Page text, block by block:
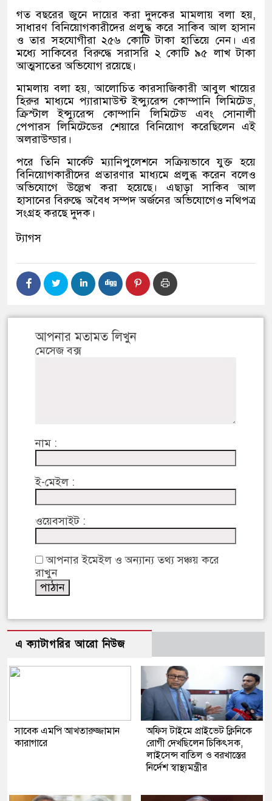
গত বছরের জুনে দায়ের করা দুদকের মামলায় বলা হয়,
সাধারণ বিনিয়োগকারীদের প্রলুদ্ধ করে সাকিব আল হাসান
ও তার সহযোগীরা ২৫৬ কোটি টাকা হাতিয়ে নেন। এর
মধ্যে সাকিবের বিরুদ্ধে সরাসরি ২ কোটি ৯৫ লাখ টাকা
আত্মসাতের অভিযোগ রয়েছে।
মামলায় বলা হয়,আলোচিত কারসাজিকারী আবুল খায়ের
হিরুর মাধ্যমে প্যারামাউন্ট ইন্স্যুরেন্স কোম্পানি লিমিটেড,
ক্রিস্টাল ইন্স্যুরেন্স কোম্পানি লিমিটেড এবং সোনালী
পেপারস লিমিটেডের শেয়ারে বিনিয়োগ করেছিলেন এই
অলরাউন্ডার।
পরে তিনি মার্কেট ম্যানিপুলেশনে সক্রিয়ভাবে যুক্ত হয়ে
বিনিয়োগকারীদের প্রতারণার মাধ্যমে প্রলুব্ধ করেন বলেও
অভিযোগে উল্লেখ করা হয়েছে। এছাড়া সাকিব আল
হাসানের বিরুদ্ধে অবৈধ সম্পদ অর্জনের অভিযোগেও নথিপত্র
সংগ্রহ করছে দুদক।
ট্যাগস
আপনার মতামত লিখুন
মেসেজ বক্স
নাম :
ই-মেইল :
ওয়েবসাইট :
আপনার ইমেইল ও অন্যান্য তথ্য সঞ্চয় করে
রাখুন
এ ক্যাটাগরির আরো নিউজ
সাবেক এমপি আখতারুজ্জামান
কারাগারে
অফিস টাইমে প্রাইভেট ক্লিনিকে
রোগী দেখছিলেন চিকিৎসক,
লাইসেন্স বাতিল ও বরখাস্তের
নির্দেশ স্বাস্থ্যমন্ত্রীর